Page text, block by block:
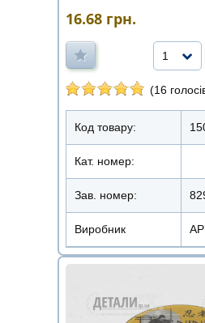
16.68 грн.
1
(16
Код товару:
Кат. номер:
Зав. номер:
Виробник